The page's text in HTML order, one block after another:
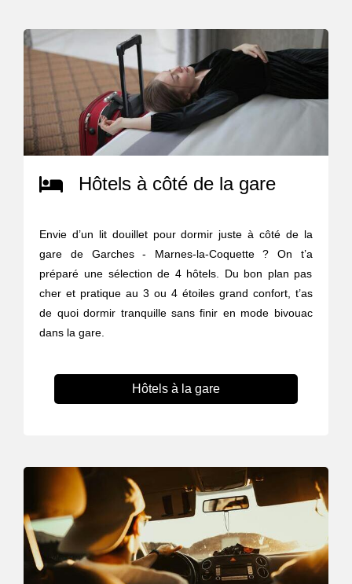
Hôtels à côté de la gare
Envie d’un lit douillet pour dormir juste à côté de la
gare de Garches - Marnes-la-Coquette ? On t’a
préparé une sélection de 4 hôtels. Du bon plan pas
cher et pratique au 3 ou 4 étoiles grand confort, t’as
de quoi dormir tranquille sans finir en mode bivouac
dans la gare.
Hôtels à la gare